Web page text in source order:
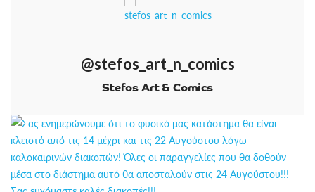
@stefos_art_n_comics
Stefos Art & Comics